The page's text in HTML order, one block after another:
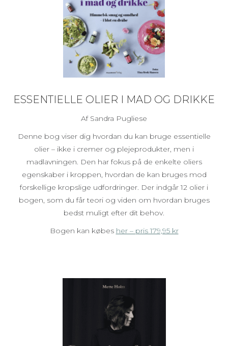
ESSENTIELLE OLIER I MAD OG DRIKKE
Af Sandra Pugliese
Denne bog viser dig hvordan du kan bruge essentielle
olier – ikke i cremer og plejeprodukter, men i
madlavningen. Den har fokus på de enkelte oliers
egenskaber i kroppen, hvordan de kan bruges mod
forskellige kropslige udfordringer. Der indgår 12 olier i
bogen, som du får teori og viden om hvordan bruges
bedst muligt efter dit behov.
Bogen kan købes her – pris 179,95 kr